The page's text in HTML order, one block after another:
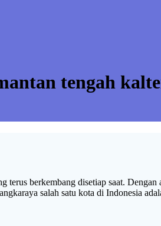
tengah
berkembang disetiap saat. Dengan
salah satu kota di Indonesia